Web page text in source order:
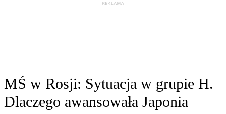
MŚ w Rosji: Sytuacja w grupie H.
Dlaczego awansowała Japonia